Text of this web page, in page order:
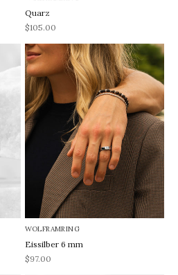
Quarz
REA-pris
$105.00
WOLFRAMRING
Eissilber 6 mm
REA-pris
$97.00